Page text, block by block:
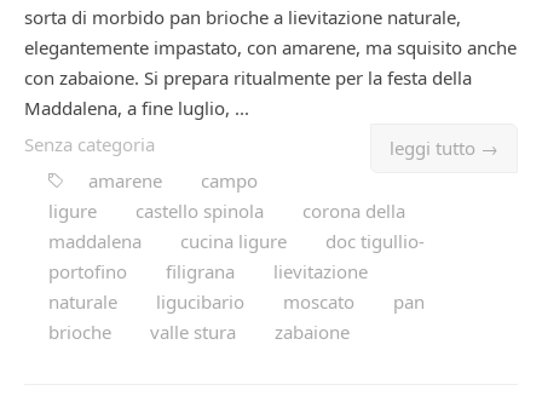
sorta di morbido pan brioche a lievitazione naturale,
elegantemente impastato, con amarene, ma squisito anche
con zabaione. Si prepara ritualmente per la festa della
Maddalena, a fine luglio, ...
leggi tutto →
Senza categoria
amarene
campo
ligure
castello spinola
corona della
maddalena
cucina ligure
doc tigullio-
portofino
filigrana
lievitazione
naturale
ligucibario moscato
pan
brioche
valle stura zabaione